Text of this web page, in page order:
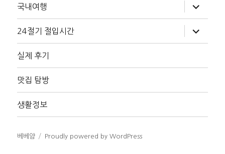
확
장
국내여행
위
메
확
장
24절기 절입시간
위
메
장
실제 후기
맛집 탐방
생활정보
베베얌 Proudly powered by WordPress